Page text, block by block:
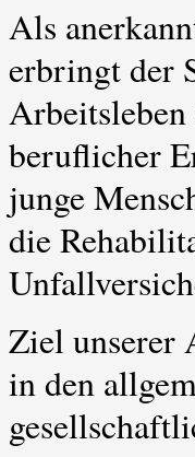
Als
erbringt der
beruflicher
junge
die
Ziel unserer
in den